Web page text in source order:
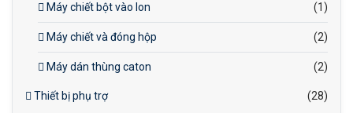
Máy chiết bột vào lon (1)
Máy chiết và đóng hộp (2)
Máy dán thùng caton (2)
Thiết bị phụ trợ
(28)